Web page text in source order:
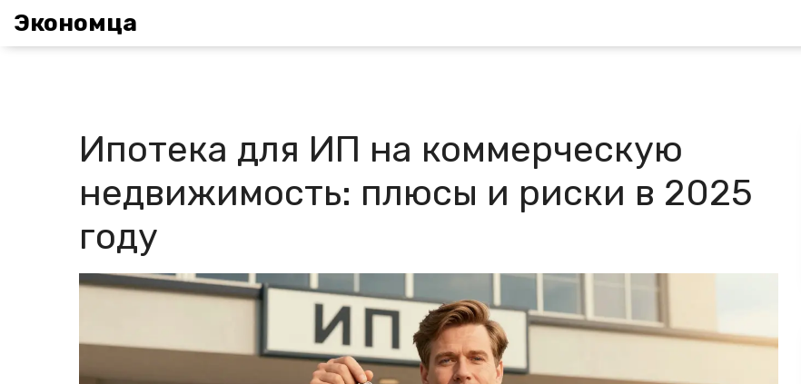
Экономца
Ипотека для ИП на коммерческую
недвижимость: плюсы и риски в 2025
году